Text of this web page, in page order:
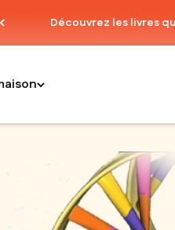
Découvrez les livres